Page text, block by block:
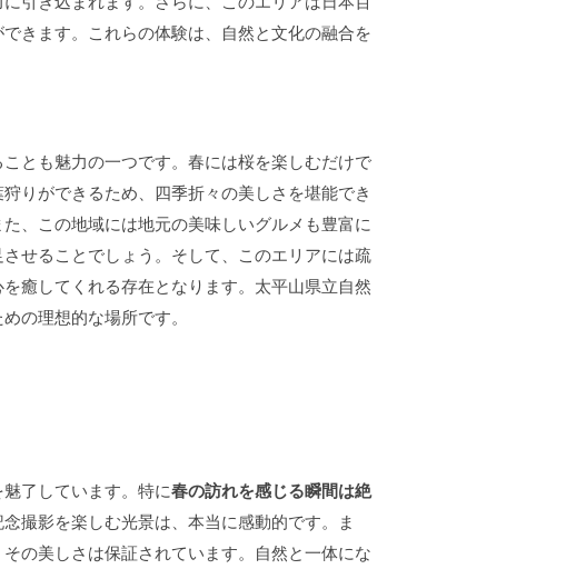
きます。これらの体験は、自然と文化の融合を
とも魅力の一つです。春には桜を楽しむだけで
りができるため、四季折々の美しさを堪能でき
た、この地域には地元の美味しいグルメも豊富に
せることでしょう。そして、このエリアには疏
癒してくれる存在となります。太平山県立自然
の理想的な場所です。
了しています。特に春の訪れを感じる瞬間は絶
撮影を楽しむ光景は、本当に感動的です。ま
の美しさは保証されています。自然と一体にな